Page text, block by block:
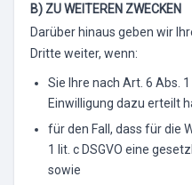
B) ZU WEITEREN ZWECKEN
Darüber hinaus geben wir
Dritte weiter, wenn:
Sie Ihre nach Art. 6 Abs.
Einwilligung dazu erteilt
für den Fall, dass für die
1 lit. c DSGVO eine
sowie